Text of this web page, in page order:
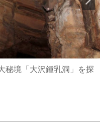
秘境「大沢鍾乳洞」を探